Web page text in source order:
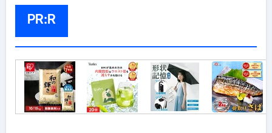
PR:R